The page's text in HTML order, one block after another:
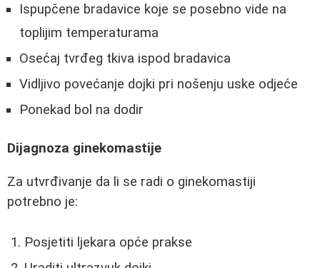
Ispupčene bradavice koje se posebno vide na
toplijim temperaturama
Osećaj tvrđeg tkiva ispod bradavica
Vidljivo povećanje dojki pri nošenju uske odjeće
Ponekad bol na dodir
Dijagnoza ginekomastije
Za utvrđivanje da li se radi o ginekomastiji
potrebno je:
Posjetiti ljekara opće prakse